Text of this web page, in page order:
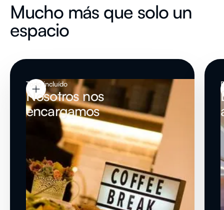
Mucho más que solo un
espacio
Todo incluído
Nosotros nos
encargamos